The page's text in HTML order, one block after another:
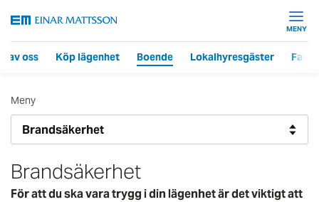
MENY
av oss Köp lägenhet Boende Lokalhyresgäster
Meny
Brandsäkerhet
För att du ska vara trygg i din lägenhet är det viktigt att